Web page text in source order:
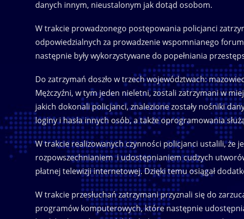
danych innym, nieustalonym jak dotąd osobom.
W trakcie prowadzonego postępowania policjanci
odpowiedzialnych za prowadzenie wspomnianego
następnie były wykorzystywane do popełniania
Do zatrzymań doszło w trzech województwach:
Mężczyźni, w tym jeden nieletni, zostali zatrzymani w
jakich dokonali policjanci, znalezione zostały nośniki
loginy i hasła innych osób, a także oprogramowania
W trakcie realizowanych czynności policjanci ustalili, że
rozpowszechnianiem i udostępnianiem cudzych
płatnej telewizji internetowej. Dzięki temu osiągał
W trakcie przesłuchań zatrzymani przyznali się do
programów komputerowych, które następnie